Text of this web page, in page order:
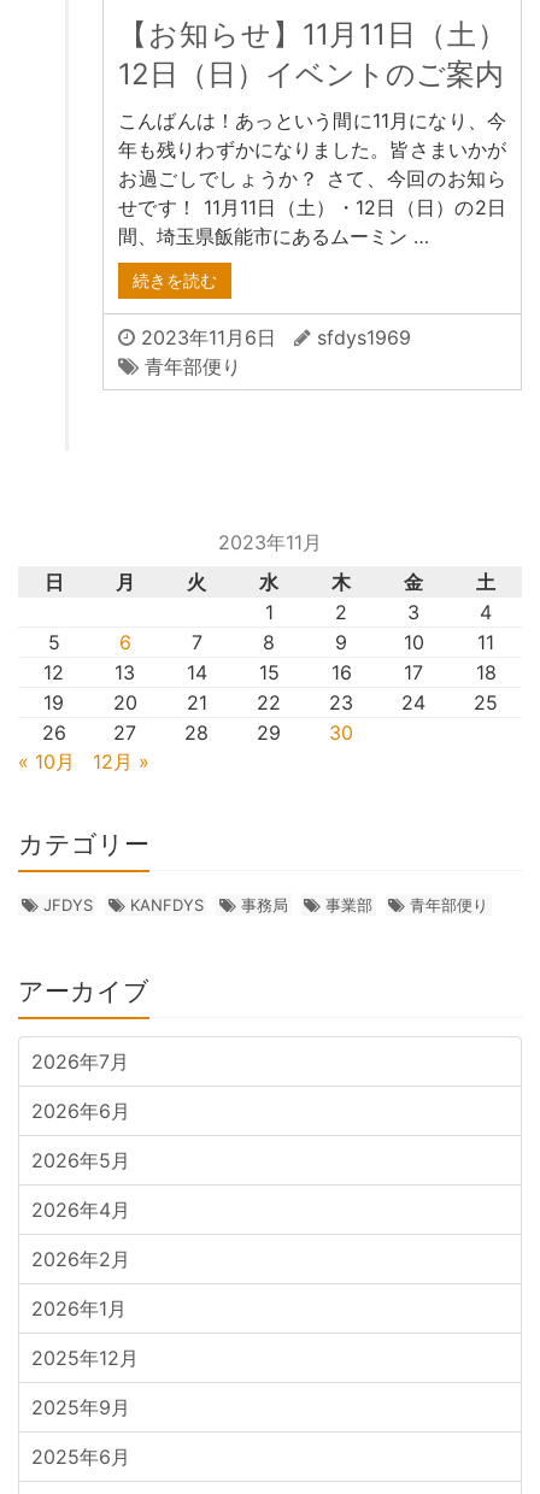
【お知らせ】11月11日（土）
12日（日）イベントのご案内
こんばんは！あっという間に11月になり、今
年も残りわずかになりました。皆さまいかが
お過ごしでしょうか？ さて、今回のお知ら
せです！ 11月11日（土）・12日（日）の2日
間、埼玉県飯能市にあるムーミン …
続きを読む
2023年11月6日
sfdys1969
青年部便り
2023年11月
日
月 火 水 木 金
土
1
2 3
4
5
6 7 8 9 10
11
12
13 14 15 16 17
18
19
20 21 22 23 24
25
26
27 28 29
30
« 10月
12月 »
カテゴリー
JFDYS KANFDYS 事務局 事業部 青年部便り
アーカイブ
2026年7月
2026年6月
2026年5月
2026年4月
2026年2月
2026年1月
2025年12月
2025年9月
2025年6月